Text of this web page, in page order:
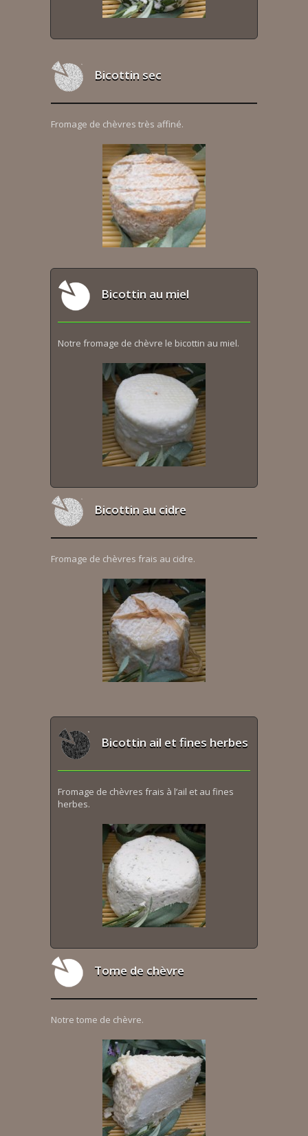
Bicottin sec
Fromage de chèvres très affiné.
Bicottin au miel
Notre fromage de chèvre le bicottin au miel.
Bicottin au cidre
Fromage de chèvres frais au cidre.
Bicottin ail et fines herbes
Fromage de chèvres frais à l’ail et au fines
herbes.
Tome de chèvre
Notre tome de chèvre.